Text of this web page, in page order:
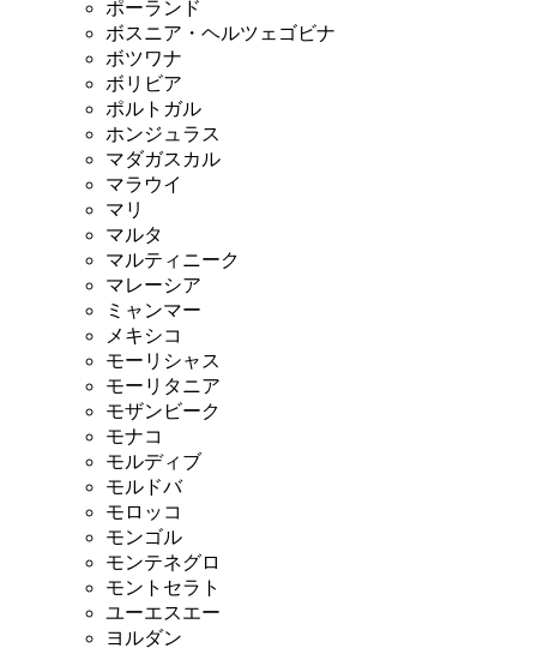
ポーランド
ボスニア・ヘルツェゴビナ
ボツワナ
ボリビア
ポルトガル
ホンジュラス
マダガスカル
マラウイ
マリ
マルタ
マルティニーク
マレーシア
ミャンマー
メキシコ
モーリシャス
モーリタニア
モザンビーク
モナコ
モルディブ
モルドバ
モロッコ
モンゴル
モンテネグロ
モントセラト
ユーエスエー
ヨルダン